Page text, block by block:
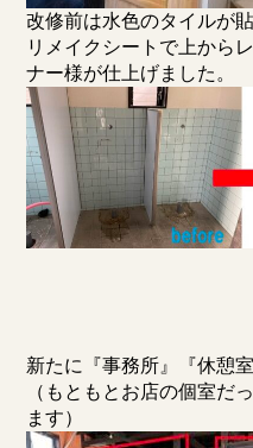
改修前は水色のタイルが
リメイクシートで上から
ナー様が仕上げました。
新たに『事務所』『休憩
（もともとお店の個室だ
ます）